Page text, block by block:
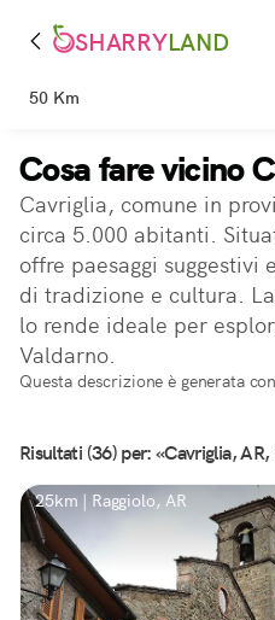
SHARRYLAND
50 Km
Cosa fare vicino
Cavriglia, comune in
circa 5.000 abitanti.
offre paesaggi suggestivi
di tradizione e cultura.
lo rende ideale per
Valdarno.
Questa descrizione è generata
Risultati (36) per: «Cavriglia, AR,
25km | Raggiolo, AR